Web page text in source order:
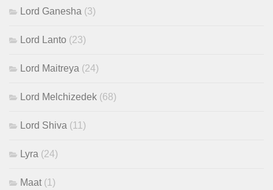
Lord Ganesha (3)
Lord Lanto (23)
Lord Maitreya (24)
Lord Melchizedek (68)
Lord Shiva (11)
Lyra (24)
Maat (1)